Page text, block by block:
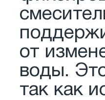
от
воды.
так как